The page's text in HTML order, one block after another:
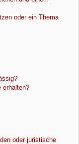
oder ein Thema
erhalten?
oder juristische